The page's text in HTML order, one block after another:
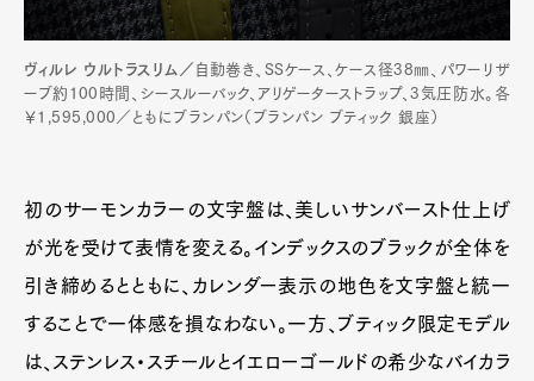
ヴィルレ ウルトラスリム／ 自動巻き、SSケース、ケース径38㎜、パワーリザ
ーブ約100時間、シースルーバック、アリゲーターストラップ、3気圧防水。各
￥1,595,000／ともにブランパン（ブランパン ブティック 銀座）
初のサーモンカラーの文字盤は、美しいサンバースト仕上げ
が光を受けて表情を変える。インデックスのブラックが全体を
引き締めるとともに、カレンダー表示の地色を文字盤と統一
することで一体感を損なわない。一方、ブティック限定モデル
は、ステンレス・スチールとイエローゴールドの希少なバイカラ